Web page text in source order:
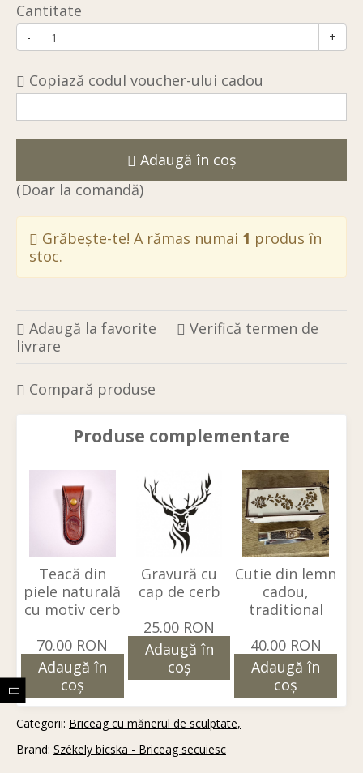
Cantitate
- +
Copiază codul voucher-ului cadou
Adaugă în coş
(Doar la comandă)
Grăbește-te! A rămas numai 1 produs în
stoc.
Adaugă la favorite
Verifică termen de
livrare
Compară produse
Produse complementare
Teacă din
piele naturală
cu motiv cerb
70.00 RON
Adaugă în
coş
Gravură cu
cap de cerb
25.00 RON
Adaugă în
coş
Cutie din lemn
cadou,
traditional
40.00 RON
Adaugă în
coş
Categorii: Briceag cu mănerul de sculptate
Brand: Székely bicska - Briceag secuiesc